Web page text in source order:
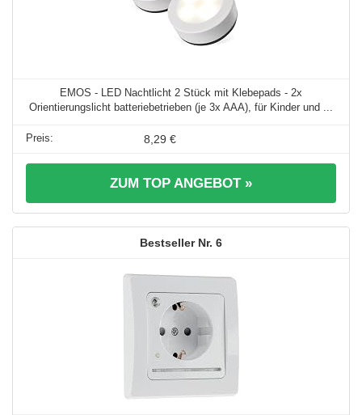
EMOS - LED Nachtlicht 2 Stück mit Klebepads - 2x
Orientierungslicht batteriebetrieben (je 3x AAA), für Kinder und ...
8,29 €
ZUM TOP ANGEBOT »
6